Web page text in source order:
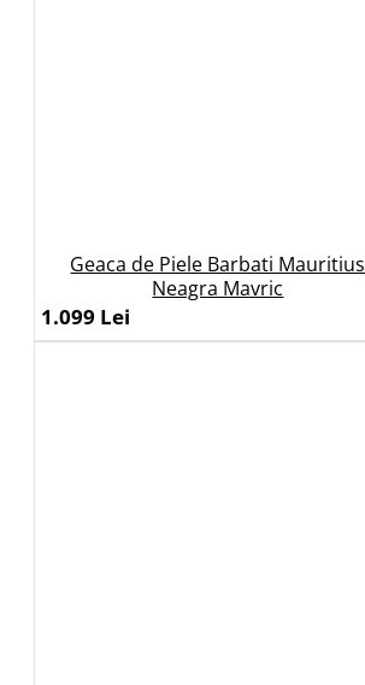
Geaca de Piele Barbati Mauritius
Neagra Mavric
1.099 Lei